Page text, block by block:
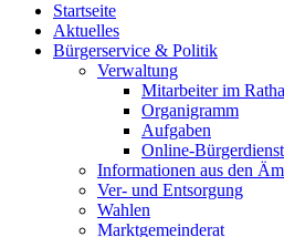
Startseite
Aktuelles
Bürgerservice & Politik
Verwaltung
Mitarbeiter im
Organigramm
Aufgaben
Online-
Informationen aus den
Ver- und Entsorgung
Wahlen
Marktgemeinderat